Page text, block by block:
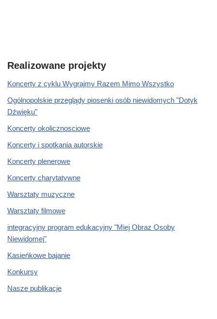
Realizowane projekty
Koncerty z cyklu Wygrajmy Razem Mimo Wszystko
Ogólnopolskie przeglądy piosenki osób niewidomych "Dotyk
Dźwięku"
Koncerty okolicznosciowe
Koncerty i spotkania autorskie
Koncerty plenerowe
Koncerty charytatywne
Warsztaty muzyczne
Warsztaty filmowe
integracyjny program edukacyjny "Miej Obraz Osoby
Niewidomej"
Kasieńkowe bajanie
Konkursy
Nasze publikacje